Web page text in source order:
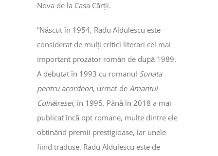
Nova de la Casa Cărții.
“Născut în 1954, Radu Aldulescu este
considerat de mulți critici literari cel mai
important prozator român de după 1989.
A debutat în 1993 cu romanul Sonata
pentru acordeon, urmat deAmantul
Colivăresei, în 1995. Până în 2018 a mai
publicat încă opt romane, multe dintre ele
obținând premii prestigioase, iar unele
fiind traduse. Radu Aldulescu este de